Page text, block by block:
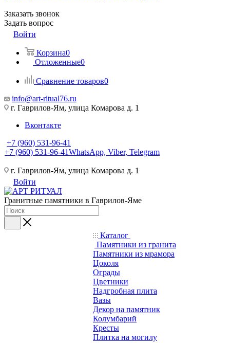
Заказать звонок
Задать вопрос
Войти
Корзина0
Отложенные0
Сравнение товаров0
info@art-ritual76.ru
г. Гаврилов-Ям, улица Комарова д. 1
Вконтакте
+7 (960) 531-96-41
+7 (960) 531-96-41WhatsApp, Viber, Telegram
г. Гаврилов-Ям, улица Комарова д. 1
Войти
Гранитные памятники в Гаврилов-Яме
Каталог
Памятники из гранита
Памятники из мрамора
Цоколя
Ограды
Цветники
Надгробная плита
Вазы
Декор на памятник
Колумбарий
Кресты
Плитка на могилу